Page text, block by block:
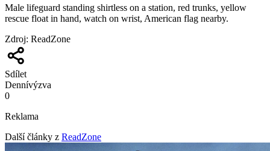
Male lifeguard standing shirtless on a station, red trunks, yellow
rescue float in hand, watch on wrist, American flag nearby.
Zdroj: ReadZone
Sdílet
Dennívýzva
0
Reklama
Další články z ReadZone